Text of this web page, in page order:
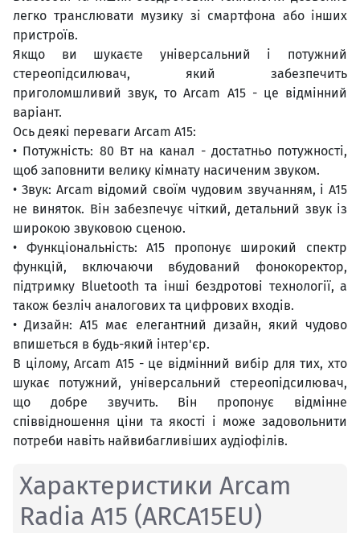
легко транслювати музику зі смартфона або інших
пристроїв.
Якщо ви шукаєте універсальний і потужний
стереопідсилювач, який забезпечить
приголомшливий звук, то Arcam A15 - це відмінний
варіант.
Ось деякі переваги Arcam A15:
• Потужність: 80 Вт на канал - достатньо потужності,
щоб заповнити велику кімнату насиченим звуком.
• Звук: Arcam відомий своїм чудовим звучанням, і A15
не виняток. Він забезпечує чіткий, детальний звук із
широкою звуковою сценою.
• Функціональність: A15 пропонує широкий спектр
функцій, включаючи вбудований фонокоректор,
підтримку Bluetooth та інші бездротові технології, а
також безліч аналогових та цифрових входів.
• Дизайн: A15 має елегантний дизайн, який чудово
впишеться в будь-який інтер'єр.
В цілому, Arcam A15 - це відмінний вибір для тих, хто
шукає потужний, універсальний стереопідсилювач,
що добре звучить. Він пропонує відмінне
співвідношення ціни та якості і може задовольнити
потреби навіть найвибагливіших аудіофілів.
Характеристики Arcam
Radia A15 (ARCA15EU)